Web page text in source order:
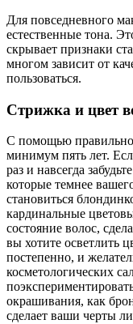
Для повседневного
естественные тона.
скрывает признаки
многом зависит от
пользоваться.
Стрижка и цвет
С помощью
минимум пять лет.
раз и навсегда
которые темнее
становиться
кардинальные
состояние волос,
вы хотите осветлить
постепенно, и
косметологических
окрашивания, как
сделает ваши черты